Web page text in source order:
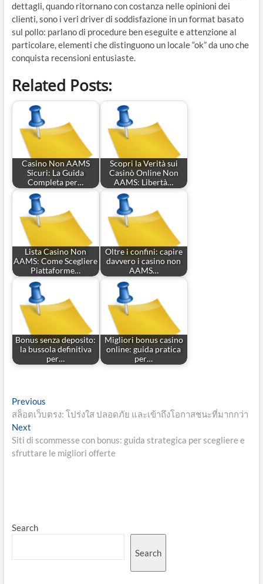
dettagli, quando ritornano con costanza nelle opinioni dei
clienti, sono i veri driver di soddisfazione in un format basato
sul pollo: parlano di procedure ben eseguite e attenzione al
particolare, elementi che distinguono un locale “ok” da uno che
conquista recensioni entusiaste.
Related Posts:
Casino Non AAMS
Sicuri: La Guida
Completa per…
Scopri la Verità sui
Casinò Online Non
AAMS: Libertà…
Lista Casino Non
AAMS: Come Scegliere
Piattaforme…
Oltre i confini: capire
davvero i casino non
AAMS…
Bonus senza deposito:
la bussola definitiva
per…
Migliori bonus casino
online: guida pratica
per…
Post
navigation
PreviousPrevious
post:
สล็อตเว็บตรง: โปร่งใส ปลอดภัย และเข้าถึงโอกาสชนะที่มากกว่า
NextNext
post:
Siti di scommesse con bonus: guida strategica per scegliere e
sfruttare le migliori offerte
Search
Search